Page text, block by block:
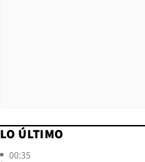
LO ÚLTIMO
00:35